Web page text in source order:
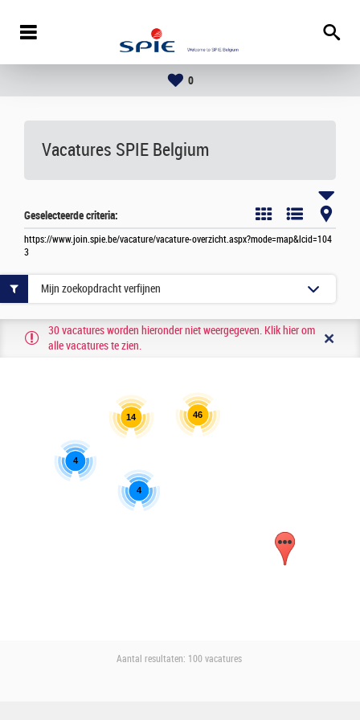
0
Vacatures SPIE Belgium
Geselecteerde criteria:
https://www.join.spie.be/vacature/vacature-overzicht.aspx?mode=map&lcid=104
3
30 vacatures worden hieronder niet weergegeven. Klik hier om
alle vacatures te zien.
46
4
14
4
Mijn zoekopdracht verfijnen
Aantal resultaten: 100 vacatures